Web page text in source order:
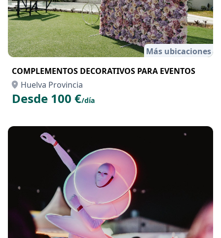
Más ubicaciones
COMPLEMENTOS DECORATIVOS PARA EVENTOS
Huelva Provincia
Desde 100 €/día